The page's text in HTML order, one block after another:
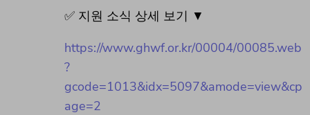
✅ 지원 소식 상세 보기 ▼
https://www.ghwf.or.kr/00004/00085.web
?
gcode=1013&idx=5097&amode=view&cp
age=2